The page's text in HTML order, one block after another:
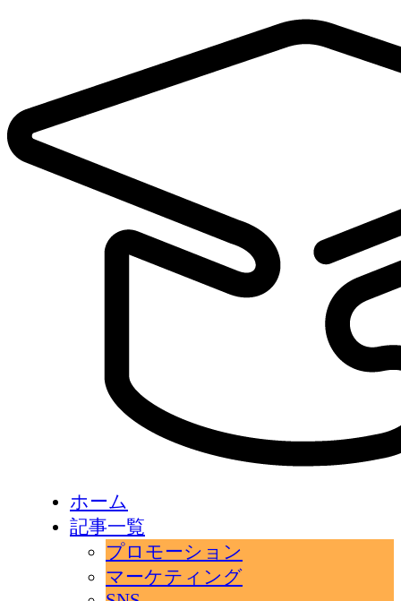
ホーム
記事一覧
プロモーション
マーケティング